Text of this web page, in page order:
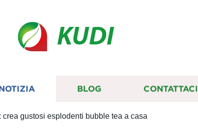
KUDI
BLOG CONTATTACI
gustosi esplodenti bubble tea a casa